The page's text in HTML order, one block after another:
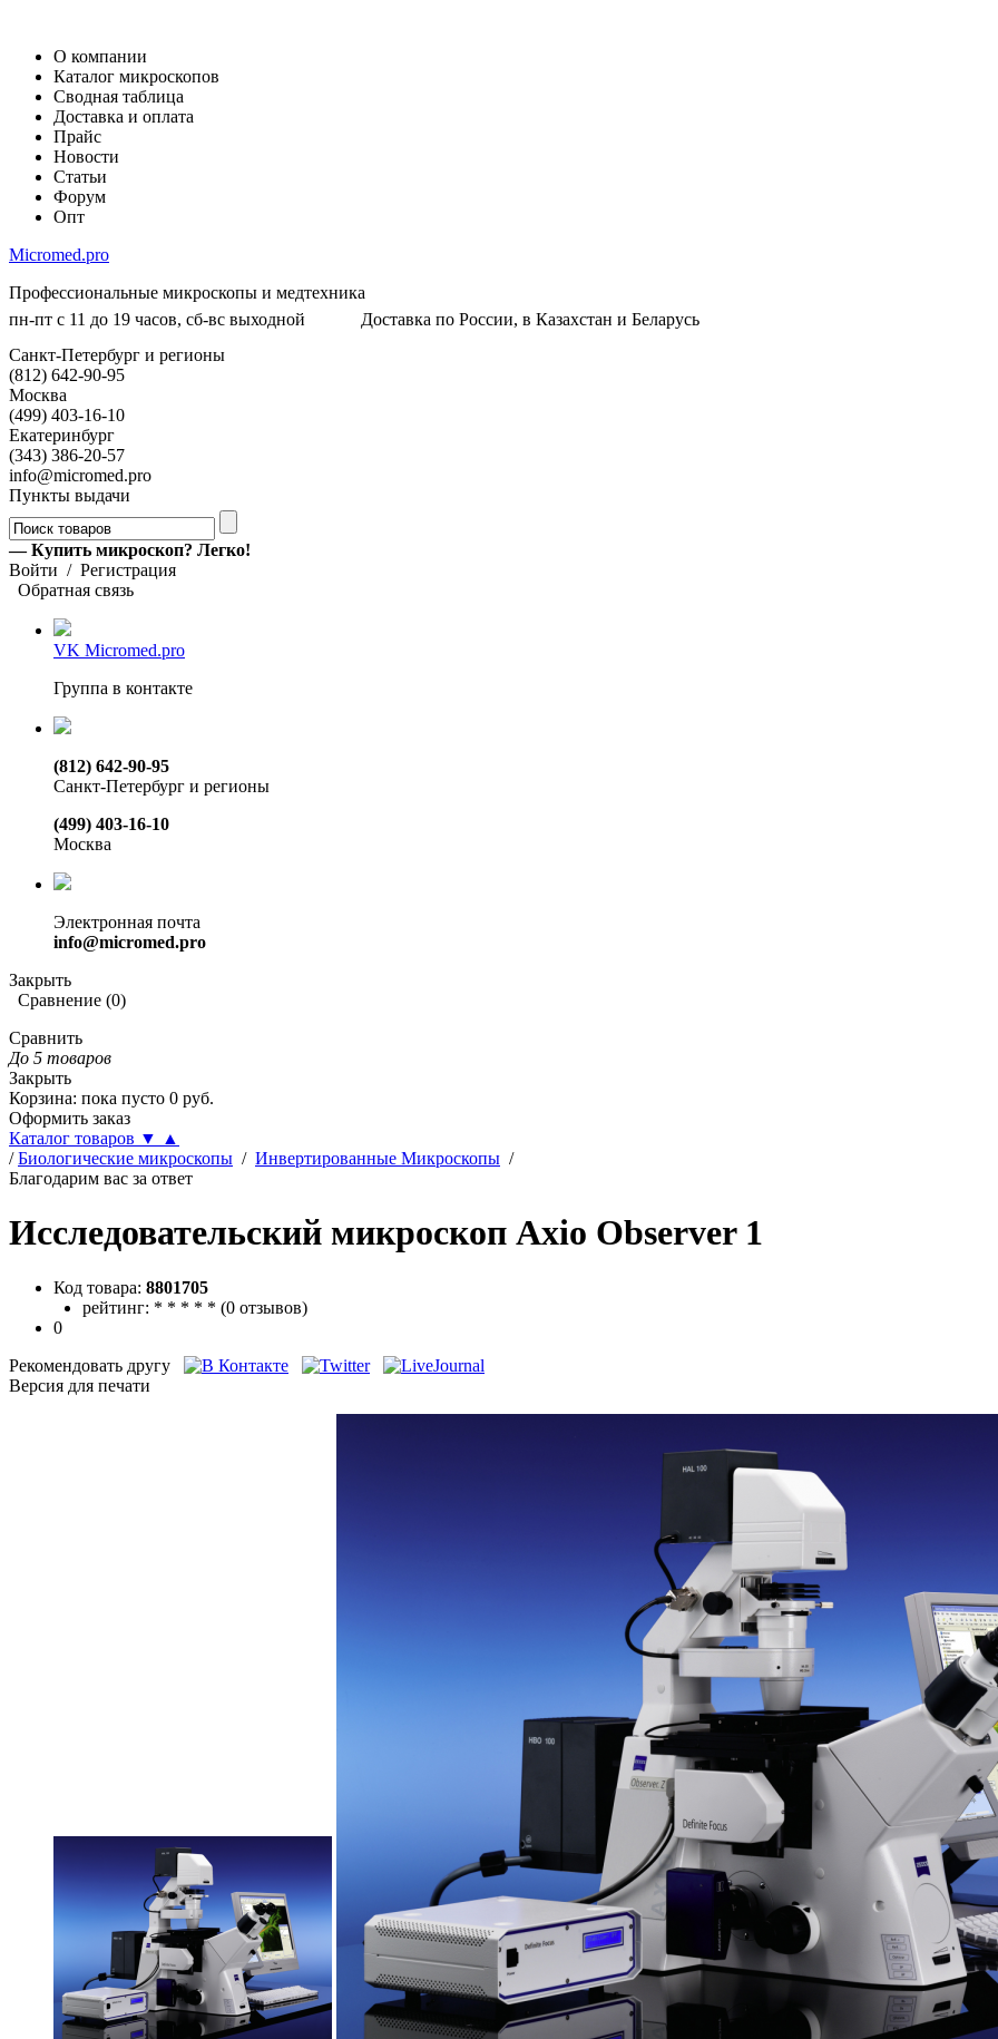
О компании
Каталог микроскопов
Сводная таблица
Доставка и оплата
Прайс
Новости
Статьи
Форум
Опт
Micromed.pro
Профессиональные микроскопы и медтехника
пн-пт с 11 до 19 часов, сб-вс выходной
Доставка по России, в Казахстан и Беларусь
Санкт-Петербург и регионы
(812) 642-90-95
Москва
(499) 403-16-10
Екатеринбург
(343) 386-20-57
info@micromed.pro
Пункты выдачи
— Купить микроскоп? Легко!
Войти / Регистрация
Обратная связь
VK Micromed.pro
Группа в контакте
(812) 642-90-95
Санкт-Петербург и регионы
(499) 403-16-10
Москва
Электронная почта
info@micromed.pro
Закрыть
Сравнение (0)
Сравнить
До 5 товаров
Закрыть
Корзина: пока пусто 0 руб.
Оформить заказ
Каталог товаров ▼
▲
/ Биологические микроскопы / Инвертированные Микроскопы /
Благодарим вас за ответ
Исследовательский микроскоп Axio Observer 1
Код товара: 8801705
рейтинг: * * * * * (0 отзывов)
0
Рекомендовать другу
Версия для печати